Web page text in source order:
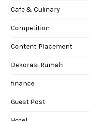
Cafe & Culinary
Competition
Content Placement
Dekorasi Rumah
finance
Guest Post